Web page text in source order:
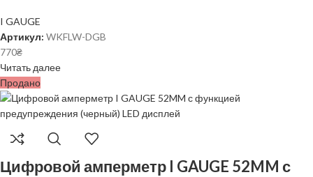
I GAUGE
Артикул: WKFLW-DGB
770₴
Читать далее
Продано
Цифровой амперметр I GAUGE 52MM с